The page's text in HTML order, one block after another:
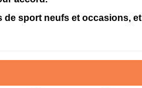
de sport neufs et occasions, et